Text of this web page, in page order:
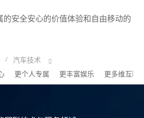
的安全安心的价值体验和自由移动的
/
汽车技术
更个人专属 更丰富娱乐 更多维互联